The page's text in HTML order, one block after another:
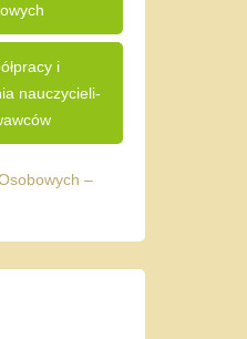
i
nauczycieli-
–